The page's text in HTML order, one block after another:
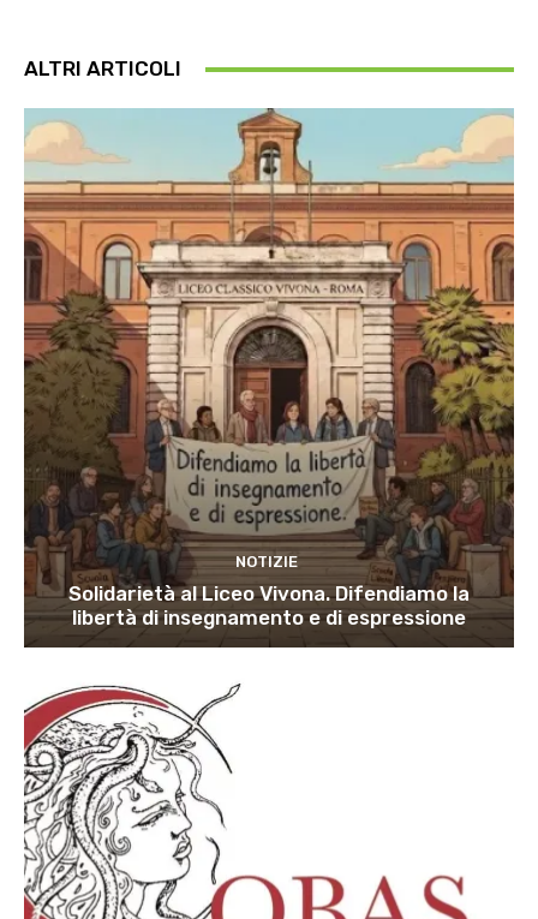
ALTRI ARTICOLI
NOTIZIE
Solidarietà al Liceo Vivona. Difendiamo la
libertà di insegnamento e di espressione